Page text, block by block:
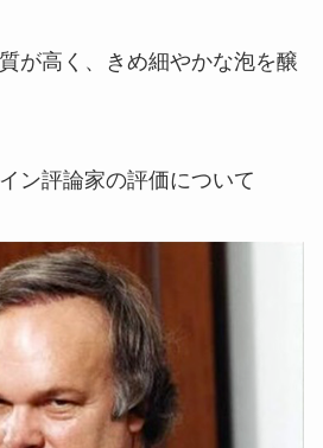
が高く、きめ細やかな泡を醸
ン評論家の評価について